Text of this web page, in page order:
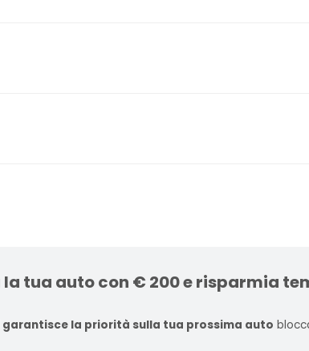
la tua auto con € 200 e risparmia
la priorità sulla tua prossima auto